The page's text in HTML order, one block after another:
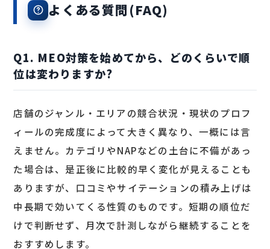
よくある質問(FAQ)
Q1. MEO対策を始めてから、どのくらいで順
位は変わりますか?
店舗のジャンル・エリアの競合状況・現状のプロフ
ィールの完成度によって大きく異なり、一概には言
えません。カテゴリやNAPなどの土台に不備があっ
た場合は、是正後に比較的早く変化が見えることも
ありますが、口コミやサイテーションの積み上げは
中長期で効いてくる性質のものです。短期の順位だ
けで判断せず、月次で計測しながら継続することを
おすすめします。